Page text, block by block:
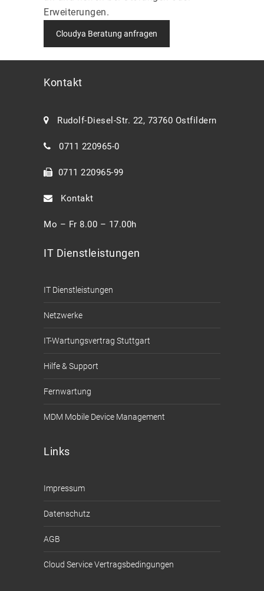
Erweiterungen.
Cloudya Beratung anfragen
Kontakt
Rudolf-Diesel-Str. 22, 73760 Ostfildern
0711 220965-0
0711 220965-99
Kontakt
Mo – Fr 8.00 – 17.00h
IT Dienstleistungen
IT Dienstleistungen
Netzwerke
IT-Wartungsvertrag Stuttgart
Hilfe & Support
Fernwartung
MDM Mobile Device Management
Links
Impressum
Datenschutz
AGB
Cloud Service Vertragsbedingungen